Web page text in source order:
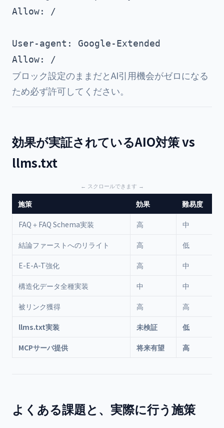
Allow: /
User-agent: Google-Extended
ブロック設定のままだとAI引用機会がゼロになる
ため必ず許可してください。
効果が実証されているAIO対策 vs
llms.txt
施策 効果 難易度
FAQ＋FAQ Schema実装 高 中
結論ファーストへのリライト 高 低
E-E-A-T強化 高 中
構造化データ全種実装 中 中
被リンク獲得 高 高
llms.txt実装 未検証 低
MCPサーバ提供 将来有望 高
よくある課題と、実際に行う施策